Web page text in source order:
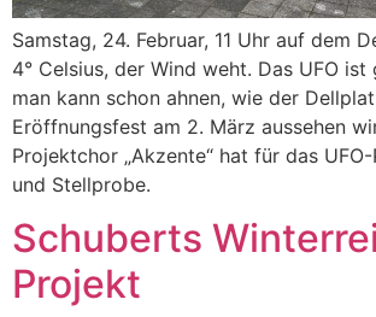
Samstag, 24. Februar, 11 Uhr auf dem
4° Celsius, der Wind weht. Das UFO ist
man kann schon ahnen, wie der
Eröffnungsfest am 2. März aussehen
Projektchor „Akzente“ hat für das
und Stellprobe.
Schuberts
Projekt